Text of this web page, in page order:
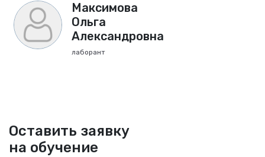
Максимова
Ольга
Александровна
лаборант
Оставить заявку
на обучение